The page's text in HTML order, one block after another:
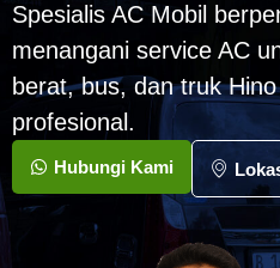
Spesialis AC Mobil
menangani service AC
berat, bus, dan truk
profesional.
Hubungi Kami